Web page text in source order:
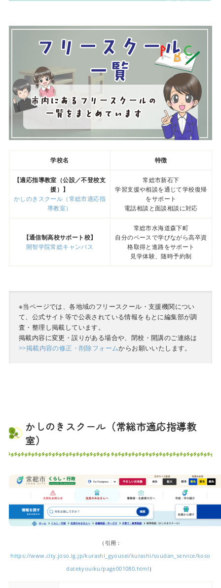
学校名 特徴
【適応指導教室（公設／不登校支
援）】
かしのきスクール（常総市適応指
導教室）
常総市新石下
学習支援や相談を通じて学校復帰
をサポート
電話相談と面談相談に対応
【通信制高校サポート校】
開智学院常総キャンパス
常総市水海道森下町
自分のペースで学びながら高卒資
格取得と進路をサポート
見学体験、随時予約制
※当ページでは、各地域のフリースクール・支援機関につい
て、公式サイト等で公表されている情報をもとに編集部が調
査・整理し掲載しています。
掲載内容に変更・誤りがある場合や、閉校・開講のご連絡は
>>掲載内容の修正・削除フォームからお願いいたします。
かしのきスクール（常総市適応指導教
室）
（引用：
https://www.city.joso.lg.jp/kurashi_gyousei/kurashi/soudan_service/koso
datekyouiku/page001080.html ）